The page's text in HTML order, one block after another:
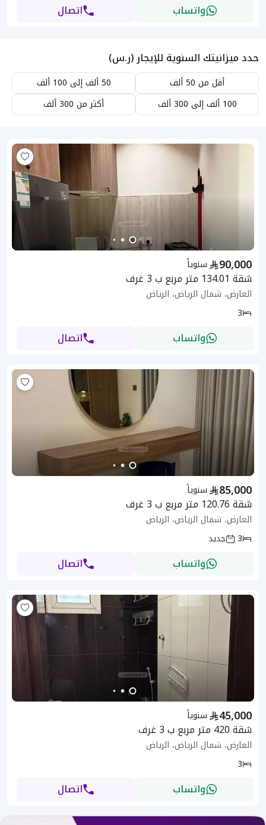
واتساب اتصال
حدد ميزانيتك السنوية للإيجار (ر.س)
أقل من 50 ألف
50 ألف إلى 100 ألف
100 ألف إلى 300 ألف
أكثر من 300 ألف
سنوياً 90,000
شقة 134.01 متر مربع ب 3 غرف
العارض، شمال الرياض، الرياض
3
واتساب اتصال
سنوياً 85,000
شقة 120.76 متر مربع ب 3 غرف
العارض، شمال الرياض، الرياض
3
جديد
واتساب اتصال
سنوياً 45,000
شقة 420 متر مربع ب 3 غرف
العارض، شمال الرياض، الرياض
3
واتساب اتصال